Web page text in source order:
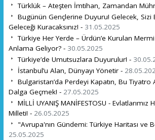
Türklük – Ateşten İmtihan, Zamandan
Bugünün Gençlerine Duyuru! Gelecek, Sizi
Geleceği Kuracaksınız! - 31.05.2025
Türkiye Her Yerde – Ürdün’e Kurulan Mermi
Anlama Geliyor? - 30.05.2025
Türkiye’de Umutsuzlara Duyurulur! -
İstanbul’u Alan, Dünyayı Yönetir -
Bulgaristan’da Perdeyi Kapatın, Bu Tiyatro
Dalga Geçmek! - 27.05.2025
MİLLİ UYANIŞ MANİFESTOSU -
Milleti! - 26.05.2025
"Avrupa'nın Gündemi: Türkiye Haritası ve
25.05.2025